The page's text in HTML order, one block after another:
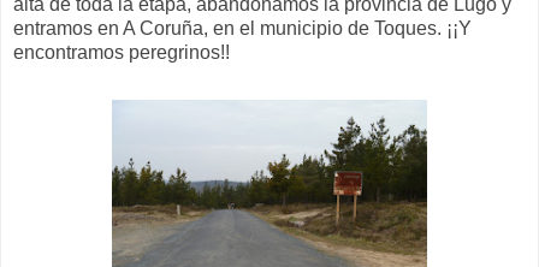
entramos en A Coruña, en el municipio de Toques. ¡¡Y
encontramos peregrinos!!